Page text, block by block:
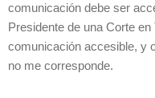
comunicación debe ser
Presidente de una Corte
comunicación accesible, y
no me corresponde.